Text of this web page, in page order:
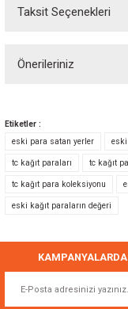
Taksit Seçenekleri
Önerileriniz
Görüş ve önerileriniz için
Ürün resmi kalitesiz,
Ürün açıklamasında
Ürün fiyatı diğer
Bu ürüne benzer farklı
Etiketler :
eski para satan yerler
tc kağıt paraları tc kağıt
tc kağıt para koleksiyonu
eski kağıt paraların değeri